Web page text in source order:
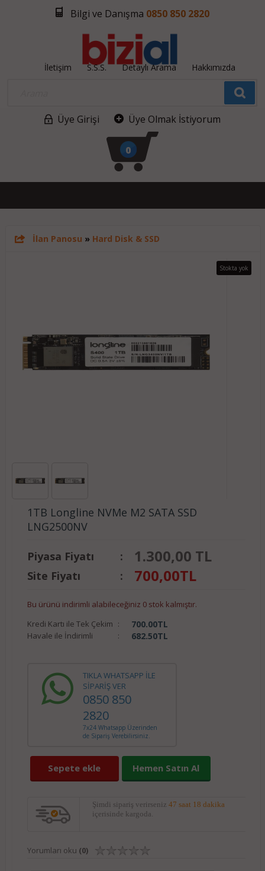
Bilgi ve Danışma 0850 850 2820
İletişim S.S.S. Detaylı Arama Hakkımızda
Üye Girişi Üye Olmak İstiyorum
0
İlan Panosu » Hard Disk & SSD
Stokta yok
1TB Longline NVMe M2 SATA SSD
LNG2500NV
Piyasa Fiyatı : 1.300,00 TL
Site Fiyatı : 700,00TL
Bu ürünü indirimli alabileceğiniz 0 stok kalmıştır.
Kredi Kartı ile Tek Çekim : 700.00TL
Havale ile İndirimli : 682.50TL
TIKLA WHATSAPP İLE
SİPARİŞ VER
0850 850
2820
7x24 Whatsapp Üzerinden
de Sipariş Verebilirsiniz.
Sepete ekle Hemen Satın Al
Şimdi sipariş verirseniz 47 saat 18 dakika
içerisinde kargoda.
Yorumları oku (0)